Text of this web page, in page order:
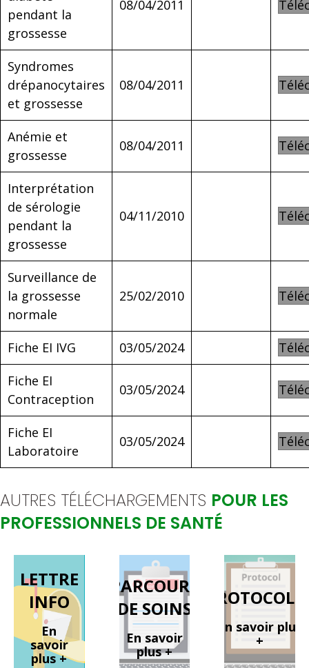
pendant la
grossesse
08/04/2011
Syndromes
drépanocytaires
et grossesse
08/04/2011
Anémie et
grossesse
08/04/2011
Interprétation
de sérologie
pendant la
grossesse
04/11/2010
Surveillance de
la grossesse
normale
25/02/2010
Fiche EI IVG 03/05/2024
Fiche EI
Contraception
03/05/2024
Fiche EI
Laboratoire
03/05/2024
AUTRES TÉLÉCHARGEMENTS POUR LES
PROFESSIONNELS DE SANTÉ
LETTRE
INFO
En
savoir
plus +
PARCOURS
DE SOINS
En savoir
plus +
En savoir plus
+